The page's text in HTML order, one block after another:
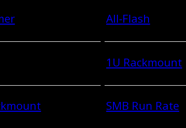
All-Flash
1U Rackmount
SMB Run Rate